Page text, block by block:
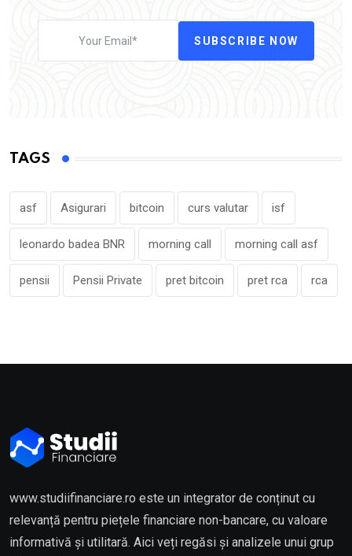
SUBSCRIBE NOW
TAGS
asf Asigurari bitcoin curs valutar isf
leonardo badea BNR morning call morning call asf
pensii Pensii Private pret bitcoin pret rca rca
www.studiifinanciare.ro este un integrator de conținut cu
relevanță pentru piețele financiare non-bancare, cu valoare
informativă și utilitară. Aici veți regăsi și analizele unui grup